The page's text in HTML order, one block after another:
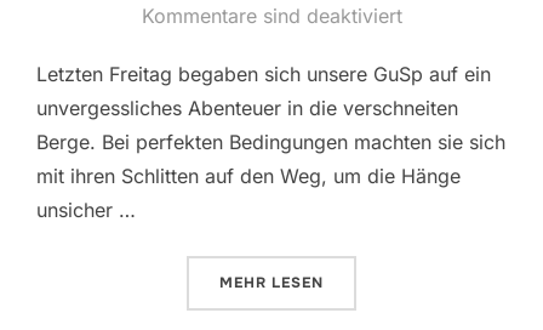
am
Kommentare sind deaktiviert
Letzten Freitag begaben sich unsere GuSp auf ein
unvergessliches Abenteuer in die verschneiten
Berge. Bei perfekten Bedingungen machten sie sich
mit ihren Schlitten auf den Weg, um die Hänge
unsicher …
MEHR ÜBER “RODELAKTION DER
LESEN